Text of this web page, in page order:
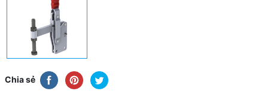
Chia sẻ